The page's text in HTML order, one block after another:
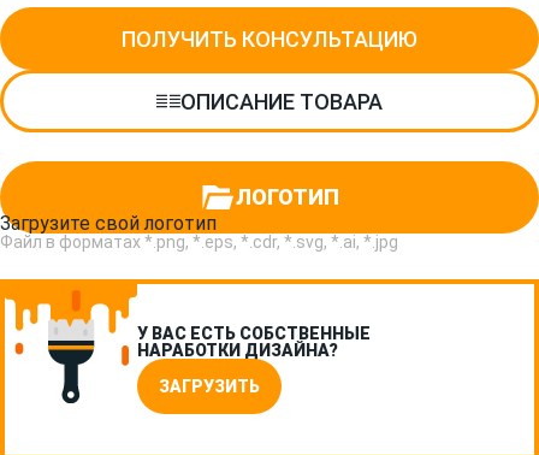
ПОЛУЧИТЬ КОНСУЛЬТАЦИЮ
ОПИСАНИЕ ТОВАРА
ЛОГОТИП
Загрузите свой логотип
Файл в форматах *.png, *.eps, *.cdr, *.svg, *.ai, *.jpg
У ВАС ЕСТЬ СОБСТВЕННЫЕ
НАРАБОТКИ ДИЗАЙНА?
ЗАГРУЗИТЬ